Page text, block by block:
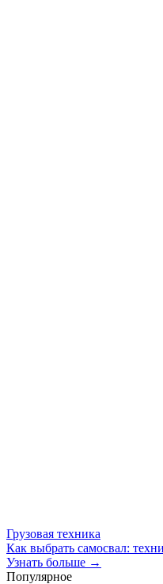
Грузовая техника
Как выбрать самосвал:
Узнать больше →
Популярное